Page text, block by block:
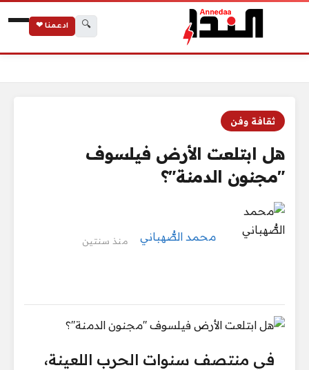
🔍 ادعمنا ❤
ثقافة وفن
هل ابتلعت الأرض فيلسوف
"مجنون الدمنة"؟
محمد الصُّهباني منذ سنتين
في منتصف سنوات الحرب اللعينة،